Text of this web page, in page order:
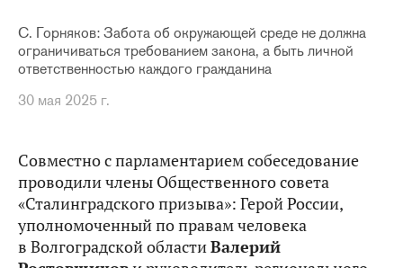
С. Горняков: Забота об окружающей среде не должна
ограничиваться требованием закона, а быть личной
ответственностью каждого гражданина
30 мая 2025 г.
Совместно с парламентарием собеседование
проводили члены Общественного совета
«Сталинградского призыва»: Герой России,
уполномоченный по правам человека
в Волгоградской областиВалерий